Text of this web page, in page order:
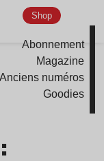
Shop
Abonnement
Magazine
Anciens numéros
Goodies